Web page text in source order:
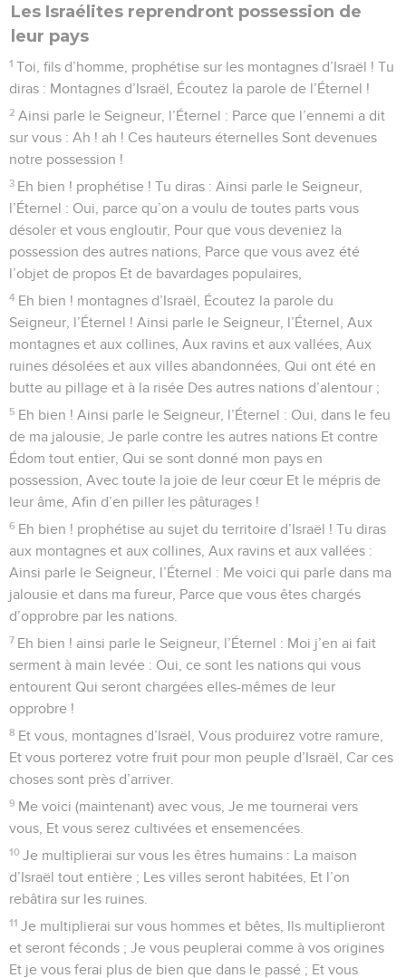
Les Israélites reprendront possession de
leur pays
1 Toi, fils d’homme, prophétise sur les montagnes d’Israël ! Tu
diras : Montagnes d’Israël, Écoutez la parole de l’Éternel !
2 Ainsi parle le Seigneur, l’Éternel : Parce que l’ennemi a dit
sur vous : Ah ! ah ! Ces hauteurs éternelles Sont devenues
notre possession !
3 Eh bien ! prophétise ! Tu diras : Ainsi parle le Seigneur,
l’Éternel : Oui, parce qu’on a voulu de toutes parts vous
désoler et vous engloutir, Pour que vous deveniez la
possession des autres nations, Parce que vous avez été
l’objet de propos Et de bavardages populaires,
4 Eh bien ! montagnes d’Israël, Écoutez la parole du
Seigneur, l’Éternel ! Ainsi parle le Seigneur, l’Éternel, Aux
montagnes et aux collines, Aux ravins et aux vallées, Aux
ruines désolées et aux villes abandonnées, Qui ont été en
butte au pillage et à la risée Des autres nations d’alentour ;
5 Eh bien ! Ainsi parle le Seigneur, l’Éternel : Oui, dans le feu
de ma jalousie, Je parle contre les autres nations Et contre
Édom tout entier, Qui se sont donné mon pays en
possession, Avec toute la joie de leur cœur Et le mépris de
leur âme, Afin d’en piller les pâturages !
6 Eh bien ! prophétise au sujet du territoire d’Israël ! Tu diras
aux montagnes et aux collines, Aux ravins et aux vallées :
Ainsi parle le Seigneur, l’Éternel : Me voici qui parle dans ma
jalousie et dans ma fureur, Parce que vous êtes chargés
d’opprobre par les nations.
7 Eh bien ! ainsi parle le Seigneur, l’Éternel : Moi j’en ai fait
serment à main levée : Oui, ce sont les nations qui vous
entourent Qui seront chargées elles-mêmes de leur
opprobre !
8 Et vous, montagnes d’Israël, Vous produirez votre ramure,
Et vous porterez votre fruit pour mon peuple d’Israël, Car ces
choses sont près d’arriver.
9 Me voici (maintenant) avec vous, Je me tournerai vers
vous, Et vous serez cultivées et ensemencées.
10 Je multiplierai sur vous les êtres humains : La maison
d’Israël tout entière ; Les villes seront habitées, Et l’on
rebâtira sur les ruines.
11 Je multiplierai sur vous hommes et bêtes, Ils multiplieront
et seront féconds ; Je vous peuplerai comme à vos origines
Et je vous ferai plus de bien que dans le passé ; Et vous